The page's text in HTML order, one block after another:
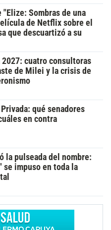
Sombras de una
de Netflix sobre el
que descuartizó a su
2027: cuatro consultoras
de Milei y la crisis de
qué senadores
en contra
la pulseada del nombre:
se impuso en toda la